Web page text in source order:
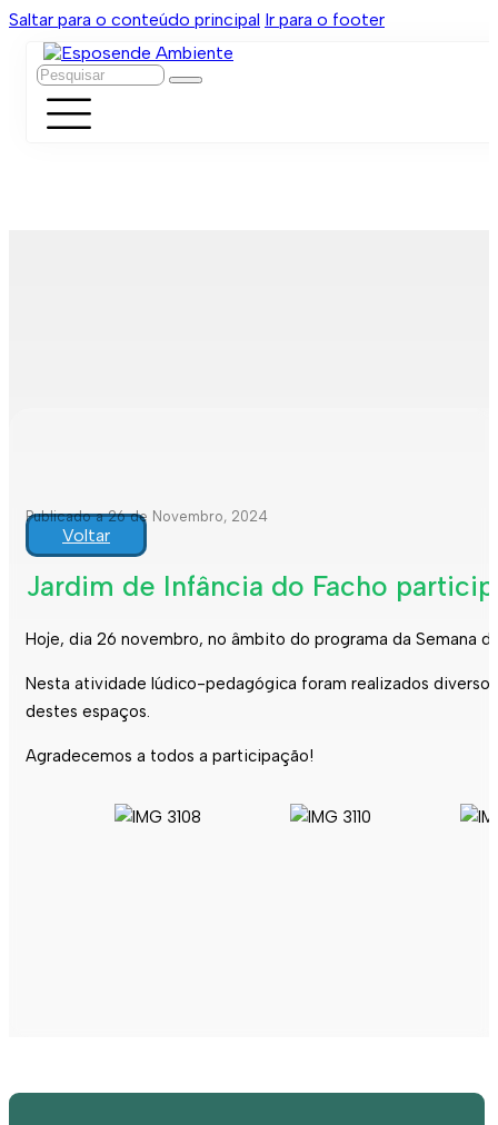
Saltar para o conteúdo principal Ir para o footer
Pesquisar
Publicado a 26 de Novembro, 2024
Voltar
Jardim de Infância do Facho
Hoje, dia 26 novembro, no âmbito do programa da Semana
Nesta atividade lúdico-pedagógica foram realizados
destes espaços.
Agradecemos a todos a participação!